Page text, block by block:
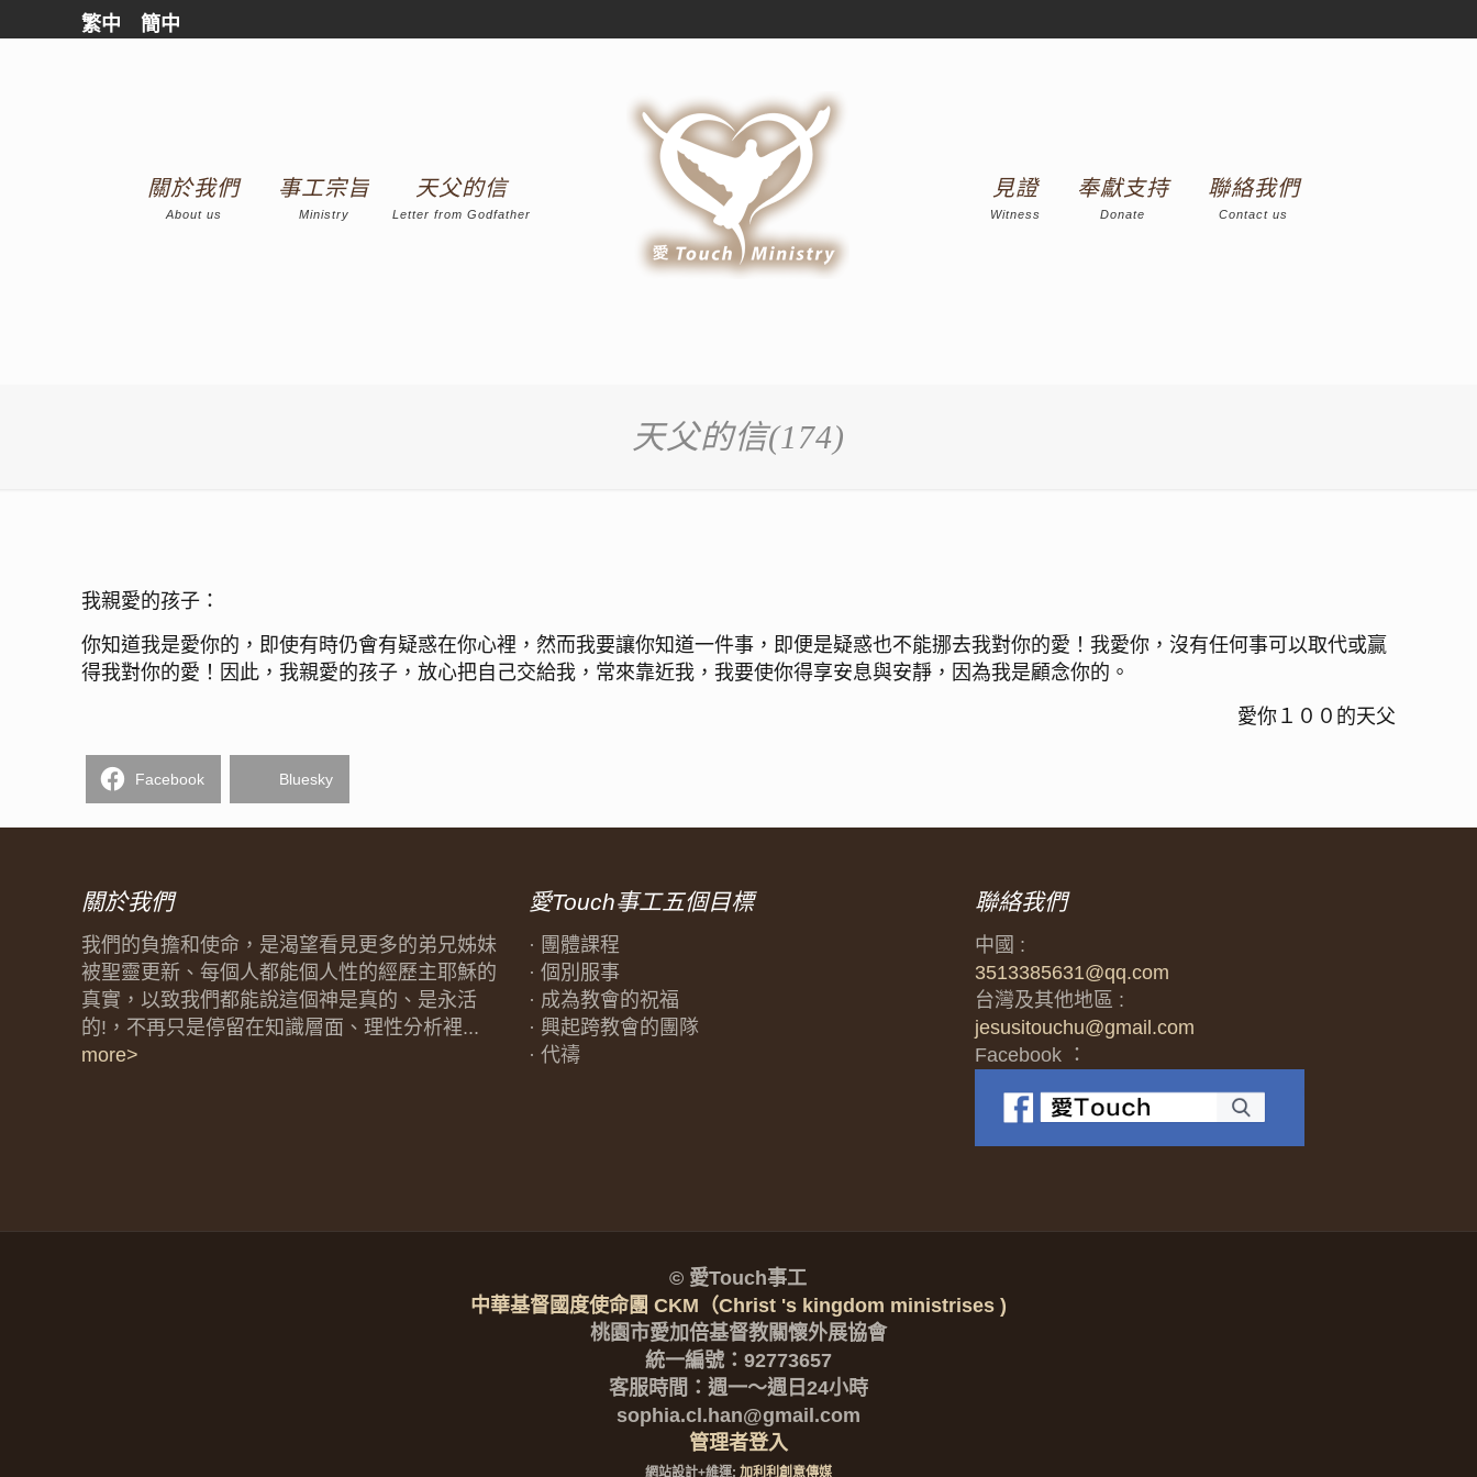
繁中 簡中
關於我們
About us
事工宗旨
Ministry
天父的信
Letter from Godfather
見證
Witness
奉獻支持
Donate
聯絡我們
Contact us
天父的信(174)
我親愛的孩子：
你知道我是愛你的，即使有時仍會有疑惑在你心裡，然而我要讓你知道一件事，即便是疑惑也不能挪去我對你的愛！我愛你，沒有任何事可以取代或贏
得我對你的愛！因此，我親愛的孩子，放心把自己交給我，常來靠近我，我要使你得享安息與安靜，因為我是顧念你的。
愛你１００的天父
Facebook Bluesky
關於我們
我們的負擔和使命，是渴望看見更多的弟兄姊妹
被聖靈更新、每個人都能個人性的經歷主耶穌的
真實，以致我們都能說這個神是真的、是永活
的!，不再只是停留在知識層面、理性分析裡...
more>
愛Touch事工五個目標
· 團體課程
· 個別服事
· 成為教會的祝福
· 興起跨教會的團隊
· 代禱
聯絡我們
中國 :
3513385631@qq.com
台灣及其他地區 :
jesusitouchu@gmail.com
Facebook ：
© 愛Touch事工
中華基督國度使命團 CKM（Christ 's kingdom ministrises )
桃園市愛加倍基督教關懷外展協會
統一編號：92773657
客服時間：週一～週日24小時
sophia.cl.han@gmail.com
管理者登入
網站設計+維運: 加利利創意傳媒